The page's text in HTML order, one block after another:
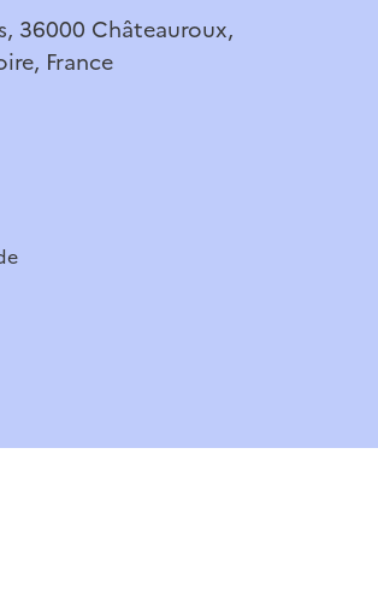
36000 Châteauroux,
France